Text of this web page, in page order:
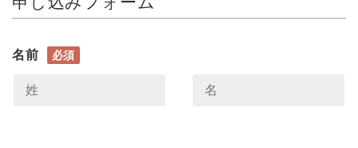
名前 必須